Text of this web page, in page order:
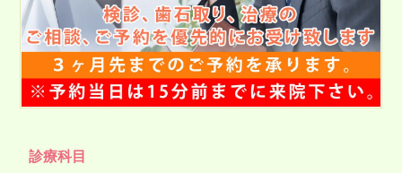
2025年03月
2025年02月
2025年01月
2024年12月
診療科目